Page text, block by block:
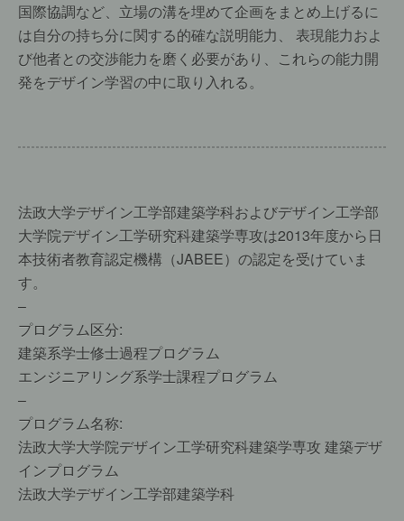
国際協調など、立場の溝を埋めて企画をまとめ上げるに
は自分の持ち分に関する的確な説明能力、 表現能力およ
び他者との交渉能力を磨く必要があり、これらの能力開
発をデザイン学習の中に取り入れる。
法政大学デザイン工学部建築学科およびデザイン工学部
大学院デザイン工学研究科建築学専攻は2013年度から日
本技術者教育認定機構（JABEE）の認定を受けていま
す。
–
プログラム区分:
建築系学士修士過程プログラム
エンジニアリング系学士課程プログラム
–
プログラム名称:
法政大学大学院デザイン工学研究科建築学専攻 建築デザ
インプログラム
法政大学デザイン工学部建築学科